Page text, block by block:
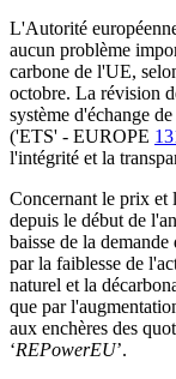
L'Autorité
aucun problème
carbone de l'UE,
octobre. La révision
système d'échange
('ETS' - EUROPE
l'intégrité et la
Concernant le prix et
depuis le début de
baisse de la
par la faiblesse de
naturel et la
que par
aux enchères des
‘REPowerEU’.